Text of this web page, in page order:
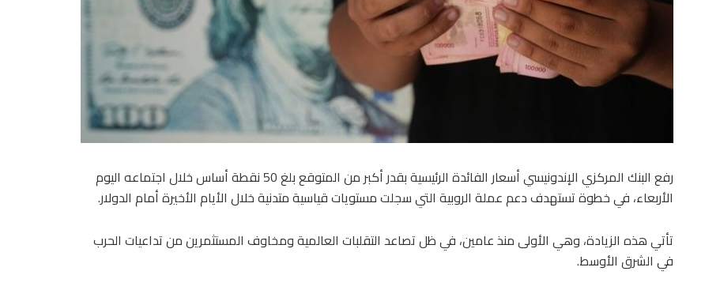
رفع البنك المركزي الإندونيسي أسعار الفائدة الرئيسية بقدر أكبر من المتوقع بلغ 50 نقطة أساس خلال اجتماعه اليوم
الأربعاء، في خطوة تستهدف دعم عملة الروبية التي سجلت مستويات قياسية متدنية خلال الأيام الأخيرة أمام الدولار.
تأتي هذه الزيادة، وهي الأولى منذ عامين، في ظل تصاعد التقلبات العالمية ومخاوف المستثمرين من تداعيات الحرب
في الشرق الأوسط.